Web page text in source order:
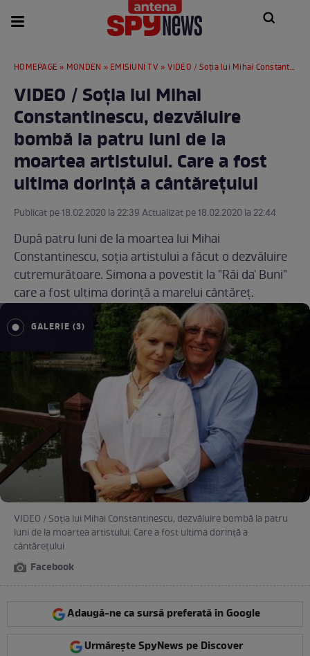
HOMEPAGE » MONDEN » EMISIUNI TV » VIDEO / Soţia lui Mihai Constantinescu, dezvăluire bombă la patru luni de la moartea artistului. Care a fost ultima dorinţă a cântăreţului
VIDEO / Soţia lui Mihai
Constantinescu, dezvăluire
bombă la patru luni de la
moartea artistului. Care a fost
ultima dorinţă a cântăreţului
Publicat pe 18.02.2020 la 22:39 Actualizat pe 18.02.2020 la 22:44
După patru luni de la moartea lui Mihai
Constantinescu, soţia artistului a făcut o dezvăluire
cutremurătoare. Simona a povestit la "Răi da' Buni"
care a fost ultima dorinţă a marelui cântăreţ.
GALERIE (3)
VIDEO / Soţia lui Mihai Constantinescu, dezvăluire bombă la patru
luni de la moartea artistului. Care a fost ultima dorinţă a
cântăreţului
Facebook
Adaugă-ne ca sursă preferată în Google
Urmărește SpyNews pe Discover